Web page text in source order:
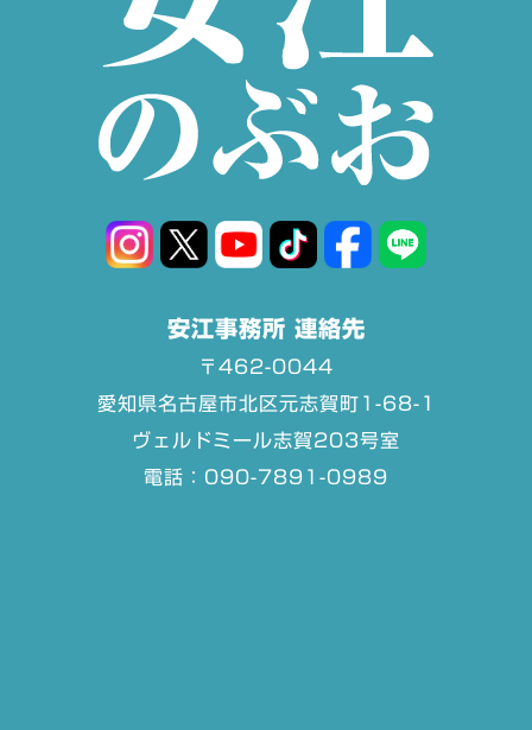
安江事務所 連絡先
〒462-0044
愛知県名古屋市北区元志賀町1-68-1
ヴェルドミール志賀203号室
電話：090-7891-0989